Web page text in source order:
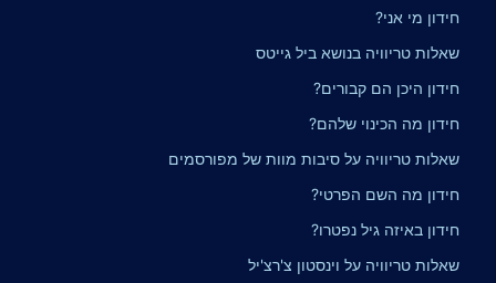
חידון מי אני?
שאלות טריוויה בנושא ביל גייטס
חידון היכן הם קבורים?
חידון מה הכינוי שלהם?
שאלות טריוויה על סיבות מוות של מפורסמים
חידון מה השם הפרטי?
חידון באיזה גיל נפטרו?
שאלות טריוויה על וינסטון צ'רצ'יל